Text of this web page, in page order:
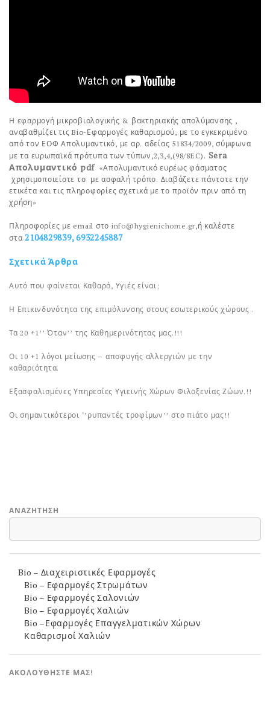
Η εφαρμογή μικροβιολογικής & βακτηριακής απολύμανσης ,
αναβαθμίζει τις Bio-Εφαρμογές καθαρισμού, με το εγκεκριμένο
από τον ΕΟΦ Απολυμαντικό, με αρ. αδείας 51834/2009, σύμφωνα
με τα ευρωπαϊκά πρότυπα των τύπων,2,3,4,(98/8EC). Sera
Απολυμαντικό pdf «Απολυμαντικό ευρέως φάσματος
χρησιμοποιείστε το με ασφαλή τρόπο. Διαβάζετε πάντοτε την
ετικέτα και τις πληροφορίες σχετικά με το προϊόν πριν από τη
χρήση»
Πληροφορίες με email στο info@hygienichome.gr,ή καλέστε
στα 2104829839, 6932245887
Σχετικά Άρθρα
Αυτό που φαίνεται Καθαρό, Υγιές είναι;
Η Επικινδυνότητα της επιμόλυνσης στους εσωτερικούς χώρους .
Τα 20 +1’’ Όταν’’ της Καθημερινότητας μας.!!!
Οι 10 +1 λόγοι μείωσης – αποφυγής αλλεργιών με την
καθαριότητα.
Εξασφαλισμένες Υπηρεσίες Υγιεινής Χώρων Φιλοξενίας Ζώων.!!
Οι σημαντικότεροι ‘’ρυπαντές τροφίμων’’ στο πιάτο μας!!
ΑΝΑΖΉΤΗΣΗ
Bio – Διαχειριστικές Εφαρμογές
Bio – Εφαρμογές Στρωμάτων
Bio – Εφαρμογές Σαλονιών
Bio – Εφαρμογές Χαλιών
Βio –Εφαρμογές Επαγγελματικών Χώρων
Καθαρισμοί Χαλιών
ΑΚΟΛΟΥΘΉΣΤΕ ΜΑΣ!